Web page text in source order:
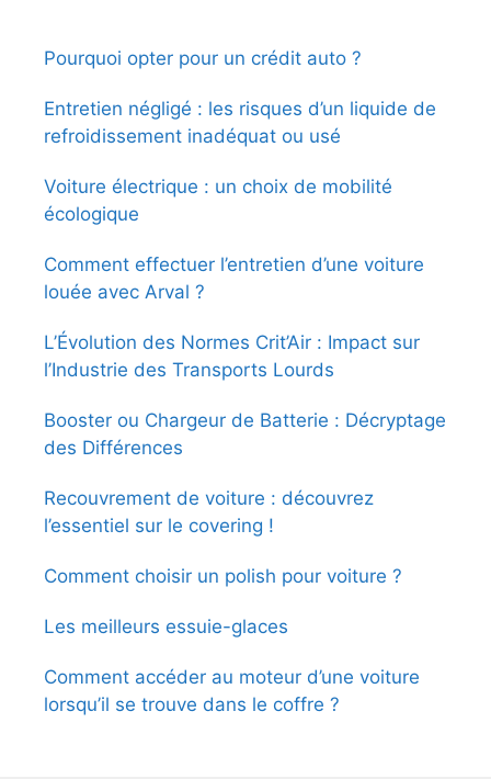
Pourquoi opter pour un crédit auto ?
Entretien négligé : les risques d’un liquide de
refroidissement inadéquat ou usé
Voiture électrique : un choix de mobilité
écologique
Comment effectuer l’entretien d’une voiture
louée avec Arval ?
L’Évolution des Normes Crit’Air : Impact sur
l’Industrie des Transports Lourds
Booster ou Chargeur de Batterie : Décryptage
des Différences
Recouvrement de voiture : découvrez
l’essentiel sur le covering !
Comment choisir un polish pour voiture ?
Les meilleurs essuie-glaces
Comment accéder au moteur d’une voiture
lorsqu’il se trouve dans le coffre ?